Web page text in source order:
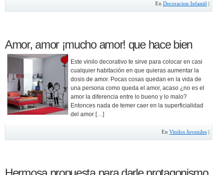
En Decoracion Infantil
Amor, amor ¡mucho amor! que hace bien
Este vinilo decorativo te sirve para colocar en casi
cualquier habitación en que quieras aumentar la
dosis de amor. Pocas cosas quedan en la vida de
una persona como queda el amor, acaso ¿no es el
amor la diferencia entre lo bueno y lo malo?
Entonces nada de temer caer en la superficialidad
del amor […]
En Vinilos Juveniles|